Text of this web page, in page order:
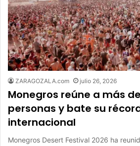
ZARAGOZALA.com julio 26, 2026
Monegros reúne a más
personas y bate su
internacional
Monegros Desert Festival 2026 ha